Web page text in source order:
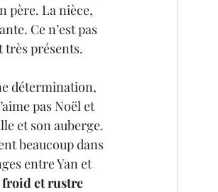
père. La nièce,
Ce n’est pas
très présents.
détermination,
pas Noël et
et son auberge.
beaucoup dans
entre Yan et
froid et rustre